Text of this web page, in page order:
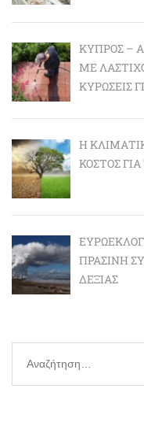
ΚΎΠΡΟΣ –
ΜΕ
ΚΥΡΏΣΕΙΣ
Η
ΚΌΣΤΟΣ
ΠΡΆΣΙΝΗ
ΔΕΞΙΆΣ
Αναζήτηση
για: